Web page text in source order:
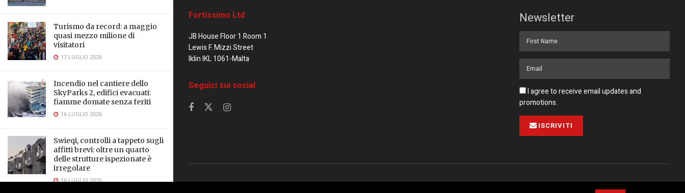
Turismo da record: a maggio
quasi mezzo milione di
visitatori
17 LUGLIO 2026
Incendio nel cantiere dello
SkyParks 2, edifici evacuati:
fiamme domate senza feriti
16 LUGLIO 2026
Swieqi, controlli a tappeto sugli
affitti brevi: oltre un quarto
delle strutture ispezionate è
irregolare
16 LUGLIO 2026
Fortissimo Ltd
JB House Floor 1 Room 1
Lewis F. Mizzi Street
Iklin IKL 1061-Malta
Seguici sui social
Newsletter
I agree to receive email updates and
promotions.
ISCRIVITI
Pubblicità Collabora con noi Contatto Privacy Policy